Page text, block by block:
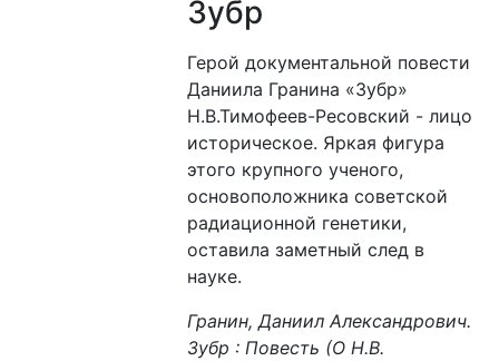
Зубр
Герой документальной повести
Даниила Гранина «Зубр»
Н.В.Тимофеев-Ресовский - лицо
историческое. Яркая фигура
этого крупного ученого,
основоположника советской
радиационной генетики,
оставила заметный след в
науке.
Гранин, Даниил Александрович.
Зубр : Повесть (О Н.В.